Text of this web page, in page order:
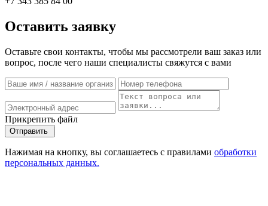
Оставить заявку
Оставьте свои контакты, чтобы мы рассмотрели ваш заказ или
вопрос, после чего наши специалисты свяжутся с вами
Прикрепить файл
Отправить
Нажимая на кнопку, вы соглашаетесь с правилами обработки
персональных данных.